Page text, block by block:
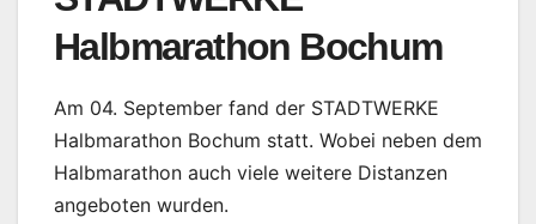
Halbmarathon Bochum
Am 04. September fand der STADTWERKE
Halbmarathon Bochum statt. Wobei neben dem
Halbmarathon auch viele weitere Distanzen
angeboten wurden.